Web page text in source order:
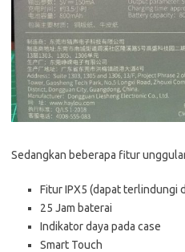
Sedangkan beberapa fitur
Fitur IPX5 (dapat terlindungi
25 Jam baterai
Indikator daya pada case
Smart Touch